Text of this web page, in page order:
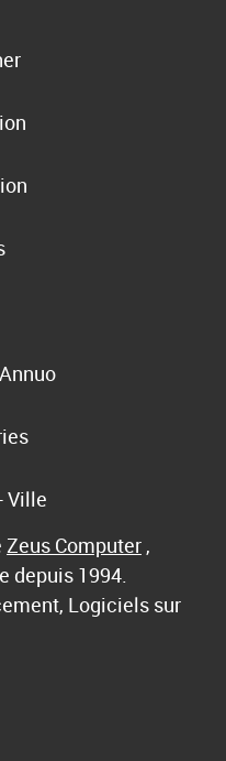
Ville
Zeus Computer ,
depuis 1994.
Logiciels sur